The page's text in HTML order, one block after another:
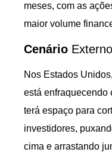
meses, com as
maior volume
Cenário Externo
Nos Estados
está enfraquecendo
terá espaço para
investidores,
cima e arrastando